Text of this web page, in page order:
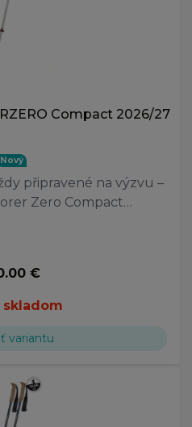
Compact 2026/27
Nový
připravené na výzvu –
Zero Compact…
€
skladom
variantu